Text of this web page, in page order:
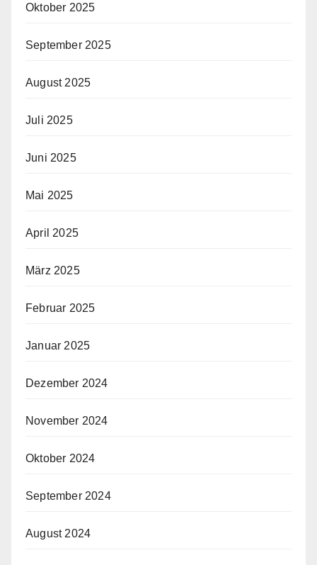
Oktober 2025
September 2025
August 2025
Juli 2025
Juni 2025
Mai 2025
April 2025
März 2025
Februar 2025
Januar 2025
Dezember 2024
November 2024
Oktober 2024
September 2024
August 2024